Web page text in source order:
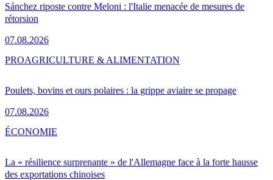
Sánchez riposte contre Meloni : l'Italie menacée de mesures de
rétorsion
07.08.2026
Poulets, bovins et ours polaires : la grippe aviaire se propage
07.08.2026
PROAGRICULTURE & ALIMENTATION
La « résilience surprenante » de l'Allemagne face à la forte hausse
des exportations chinoises
ÉCONOMIE